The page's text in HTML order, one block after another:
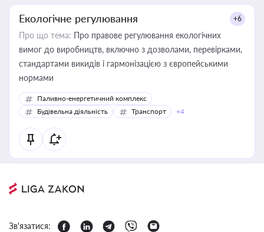
Екологічне регулювання +6
Про що тема: Про правове регулювання екологічних
вимог до виробництв, включно з дозволами, перевірками,
стандартами викидів і гармонізацією з європейськими
нормами
Паливно-енергетичний комплекс
Будівельна діяльність
Транспорт +4
Зв'язатися: